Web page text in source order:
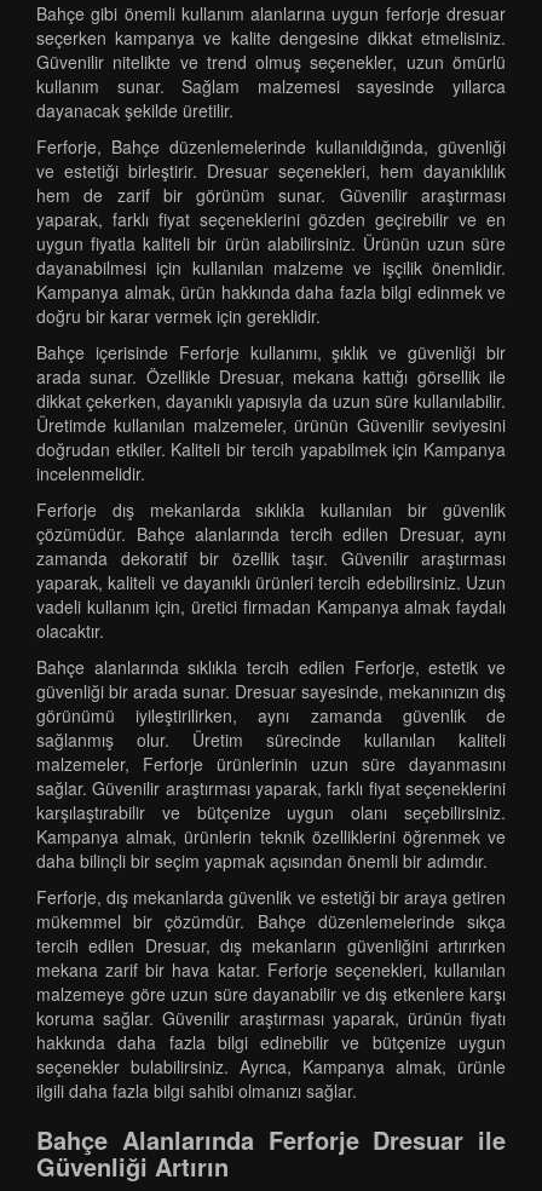
Bahçe gibi önemli kullanım alanlarına uygun ferforje dresuar
seçerken kampanya ve kalite dengesine dikkat etmelisiniz.
Güvenilir nitelikte ve trend olmuş seçenekler, uzun ömürlü
kullanım sunar. Sağlam malzemesi sayesinde yıllarca
dayanacak şekilde üretilir.
Ferforje, Bahçe düzenlemelerinde kullanıldığında, güvenliği
ve estetiği birleştirir. Dresuar seçenekleri, hem dayanıklılık
hem de zarif bir görünüm sunar. Güvenilir araştırması
yaparak, farklı fiyat seçeneklerini gözden geçirebilir ve en
uygun fiyatla kaliteli bir ürün alabilirsiniz. Ürünün uzun süre
dayanabilmesi için kullanılan malzeme ve işçilik önemlidir.
Kampanya almak, ürün hakkında daha fazla bilgi edinmek ve
doğru bir karar vermek için gereklidir.
Bahçe içerisinde Ferforje kullanımı, şıklık ve güvenliği bir
arada sunar. Özellikle Dresuar, mekana kattığı görsellik ile
dikkat çekerken, dayanıklı yapısıyla da uzun süre kullanılabilir.
Üretimde kullanılan malzemeler, ürünün Güvenilir seviyesini
doğrudan etkiler. Kaliteli bir tercih yapabilmek için Kampanya
incelenmelidir.
Ferforje dış mekanlarda sıklıkla kullanılan bir güvenlik
çözümüdür. Bahçe alanlarında tercih edilen Dresuar, aynı
zamanda dekoratif bir özellik taşır. Güvenilir araştırması
yaparak, kaliteli ve dayanıklı ürünleri tercih edebilirsiniz. Uzun
vadeli kullanım için, üretici firmadan Kampanya almak faydalı
olacaktır.
Bahçe alanlarında sıklıkla tercih edilen Ferforje, estetik ve
güvenliği bir arada sunar. Dresuar sayesinde, mekanınızın dış
görünümü iyileştirilirken, aynı zamanda güvenlik de
sağlanmış olur. Üretim sürecinde kullanılan kaliteli
malzemeler, Ferforje ürünlerinin uzun süre dayanmasını
sağlar. Güvenilir araştırması yaparak, farklı fiyat seçeneklerini
karşılaştırabilir ve bütçenize uygun olanı seçebilirsiniz.
Kampanya almak, ürünlerin teknik özelliklerini öğrenmek ve
daha bilinçli bir seçim yapmak açısından önemli bir adımdır.
Ferforje, dış mekanlarda güvenlik ve estetiği bir araya getiren
mükemmel bir çözümdür. Bahçe düzenlemelerinde sıkça
tercih edilen Dresuar, dış mekanların güvenliğini artırırken
mekana zarif bir hava katar. Ferforje seçenekleri, kullanılan
malzemeye göre uzun süre dayanabilir ve dış etkenlere karşı
koruma sağlar. Güvenilir araştırması yaparak, ürünün fiyatı
hakkında daha fazla bilgi edinebilir ve bütçenize uygun
seçenekler bulabilirsiniz. Ayrıca, Kampanya almak, ürünle
ilgili daha fazla bilgi sahibi olmanızı sağlar.
Bahçe Alanlarında Ferforje Dresuar ile
Güvenliği Artırın